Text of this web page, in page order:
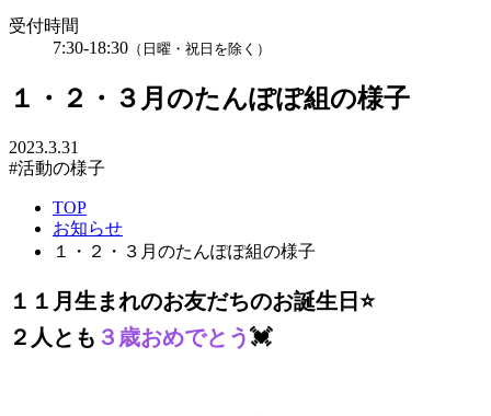
受付時間
7:30-18:30 （日曜・祝日を除く）
１・２・３月のたんぽぽ組の様子
2023.3.31
#活動の様子
TOP
お知らせ
１・２・３月のたんぽぽ組の様子
１１月生まれのお友だちのお誕生日⭐
２人とも ３歳おめでとう💓